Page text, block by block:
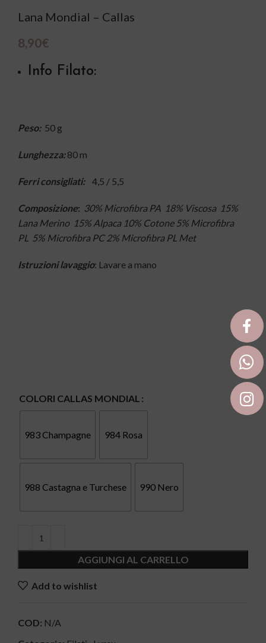
Lana Mondial – Callas
8,90€
Info Filato:
Peso:50 g
Lunghezza:80 m
Ferri consigliati: 4,5 / 5,5
Composizione: 30% Microfibra PA 18% Viscosa 15%
Lana Merino 15% Alpaca 10% Cotone 5% Microfibra
PL 5% Microfibra PC 2% Microfibra PL Met
Istruzioni lavaggio: Lavare a mano
COLORI CALLAS MONDIAL
983 Champagne 984 Rosa
988 Castagna e Turchese 990 Nero
AGGIUNGI AL CARRELLO
Add to wishlist
COD: N/A